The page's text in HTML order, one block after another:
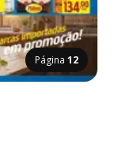
Página 12